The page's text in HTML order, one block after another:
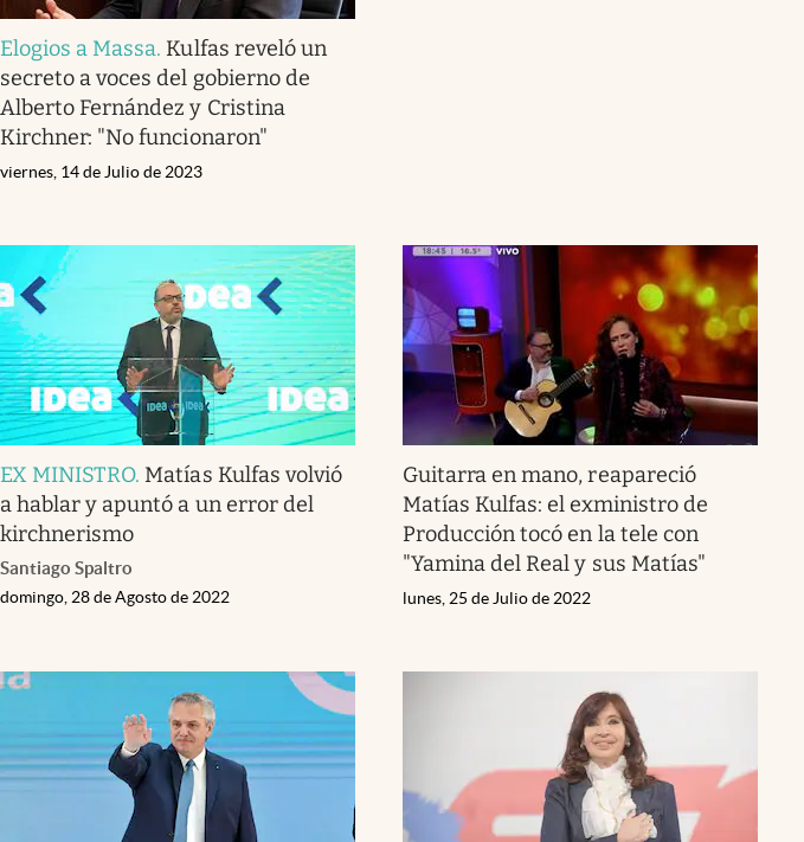
Elogios a Massa. Kulfas reveló un
secreto a voces del gobierno de
Alberto Fernández y Cristina
Kirchner: "No funcionaron"
viernes, 14 de Julio de 2023
EX MINISTRO. Matías Kulfas volvió
a hablar y apuntó a un error del
kirchnerismo
Santiago Spaltro
domingo, 28 de Agosto de 2022
Guitarra en mano, reapareció
Matías Kulfas: el exministro de
Producción tocó en la tele con
"Yamina del Real y sus Matías"
lunes, 25 de Julio de 2022